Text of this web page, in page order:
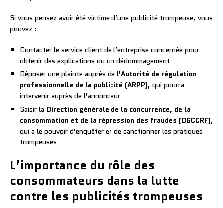
Si vous pensez avoir été victime d’une publicité trompeuse, vous
pouvez :
Contacter le service client de l’entreprise concernée pour
obtenir des explications ou un dédommagement
Déposer une plainte auprès de l’Autorité de régulation
professionnelle de la publicité (ARPP), qui pourra
intervenir auprès de l’annonceur
Saisir la Direction générale de la concurrence, de la
consommation et de la répression des fraudes (DGCCRF),
qui a le pouvoir d’enquêter et de sanctionner les pratiques
trompeuses
L’importance du rôle des
consommateurs dans la lutte
contre les publicités trompeuses